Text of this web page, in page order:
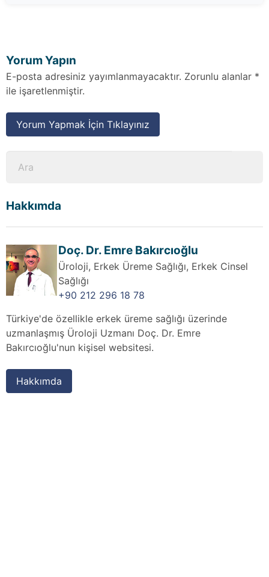
Yorum Yapın
E-posta adresiniz yayımlanmayacaktır. Zorunlu alanlar *
ile işaretlenmiştir.
Yorum Yapmak İçin Tıklayınız
Hakkımda
Doç. Dr. Emre Bakırcıoğlu
Üroloji, Erkek Üreme Sağlığı, Erkek Cinsel
Sağlığı
+90 212 296 18 78
Türkiye'de özellikle erkek üreme sağlığı üzerinde
uzmanlaşmış Üroloji Uzmanı Doç. Dr. Emre
Bakırcıoğlu'nun kişisel websitesi.
Hakkımda